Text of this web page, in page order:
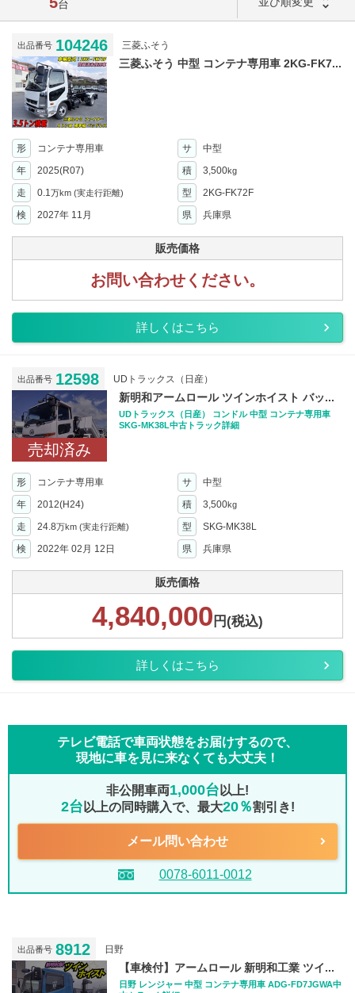
台
出品番号 104246 三菱ふそう
三菱ふそう 中型 コンテナ専用車 2KG-FK7...
形 コンテナ専用車 サ
中型
年
2025(R07) 積 3,500kg
走 0.1万km (実走行距離) 型
2KG-FK72F
検
2027年 11月 県 兵庫県
販売価格
お問い合わせください。
詳しくはこちら
出品番号 12598 UDトラックス（日産）
売却済み
新明和アームロール ツインホイスト バッ...
UDトラックス（日産） コンドル 中型 コンテナ専用車
SKG-MK38L中古トラック詳細
形 コンテナ専用車 サ
中型
年
2012(H24) 積 3,500kg
走 24.8万km (実走行距離) 型
SKG-MK38L
検
2022年 02月 12日 県 兵庫県
販売価格
4,840,000 円(税込)
詳しくはこちら
テレビ電話で車両状態をお届けするので、
現地に車を見に来なくても大丈夫！
非公開車両1,000台 以上!
2台 以上の同時購入で、最大20％割引き!
メール問い合わせ
0078-6011-0012
出品番号 8912 日野
【車検付】アームロール 新明和工業 ツイ...
日野 レンジャー 中型 コンテナ専用車 ADG-FD7JGWA中